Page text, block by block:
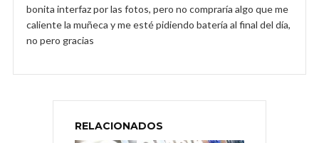
bonita interfaz por las fotos, pero no compraría algo que me
caliente la muñeca y me esté pidiendo batería al final del día,
no pero gracias
RELACIONADOS